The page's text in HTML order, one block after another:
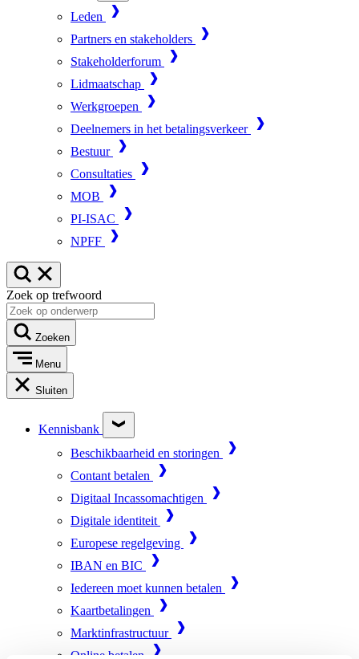
Leden
Partners en stakeholders
Stakeholderforum
Lidmaatschap
Werkgroepen
Deelnemers in het betalingsverkeer
Bestuur
Consultaties
MOB
PI-ISAC
NPFF
Zoek op trefwoord
Zoeken
Menu
Sluiten
Kennisbank
Beschikbaarheid en storingen
Contant betalen
Digitaal Incassomachtigen
Digitale identiteit
Europese regelgeving
IBAN en BIC
Iedereen moet kunnen betalen
Kaartbetalingen
Marktinfrastructuur
Online betalen